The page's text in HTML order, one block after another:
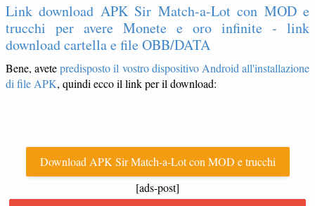
Link download APK Sir Match-a-Lot con MOD e
trucchi per avere Monete e oro infinite - link
download cartella e file OBB/DATA
Bene, avetepredisposto il vostro dispositivo Android all'installazione
di file APK, quindi ecco il link per il download:
Download APK Sir Match-a-Lot con MOD e trucchi
[ads-post]